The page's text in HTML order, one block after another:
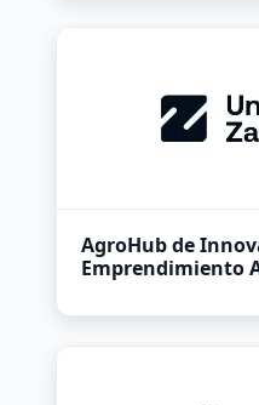
AgroHub de
Emprendimiento